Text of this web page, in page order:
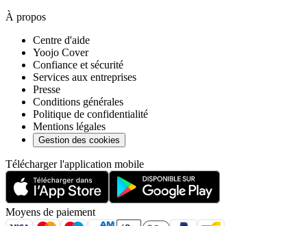
À propos
Centre d'aide
Yoojo Cover
Confiance et sécurité
Services aux entreprises
Presse
Conditions générales
Politique de confidentialité
Mentions légales
Gestion des cookies
Télécharger l'application mobile
Moyens de paiement